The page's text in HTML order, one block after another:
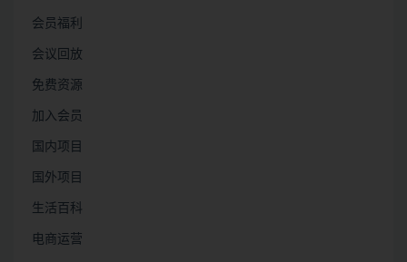
会员福利
会议回放
免费资源
加入会员
国内项目
国外项目
生活百科
电商运营